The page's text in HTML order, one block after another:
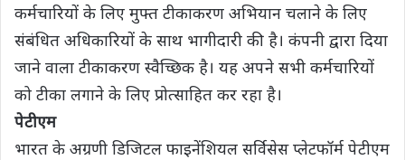
कर्मचारियों के लिए मुफ्त टीकाकरण अभियान चलाने के लिए
संबंधित अधिकारियों के साथ भागीदारी की है। कंपनी द्वारा दिया
जाने वाला टीकाकरण स्वैच्छिक है। यह अपने सभी कर्मचारियों
को टीका लगाने के लिए प्रोत्साहित कर रहा है।
पेटीएम
भारत के अग्रणी डिजिटल फाइनेंशियल सर्विसेस प्लेटफॉर्म पेटीएम